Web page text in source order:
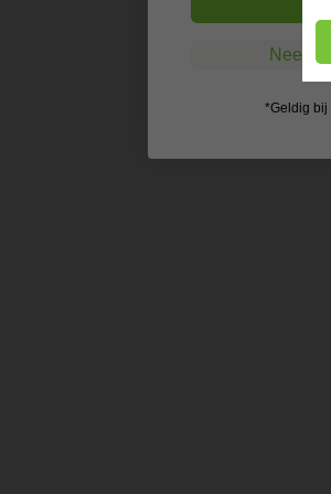
Nee, ik
*Geldig bij